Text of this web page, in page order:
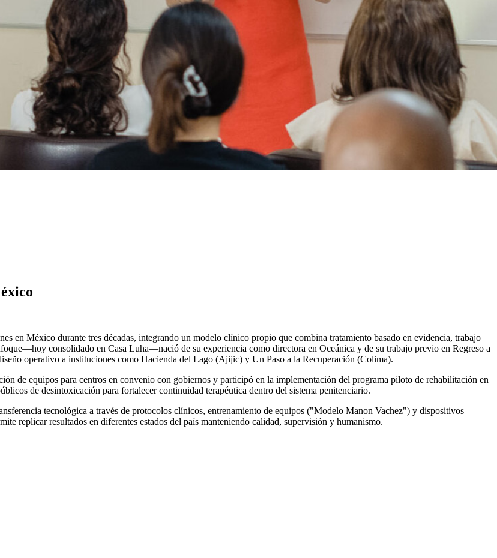
en México durante tres décadas, integrando un modelo clínico propio que combina tratamiento basado en evidencia, trabajo
consolidado en Casa Luha—nació de su experiencia como directora en Oceánica y de su trabajo previo en Regreso a
operativo a instituciones como Hacienda del Lago (Ajijic) y Un Paso a la Recuperación (Colima).
de equipos para centros en convenio con gobiernos y participó en la implementación del programa piloto de rehabilitación en
de desintoxicación para fortalecer continuidad terapéutica dentro del sistema penitenciario.
tecnológica a través de protocolos clínicos, entrenamiento de equipos ("Modelo Manon Vachez") y dispositivos
replicar resultados en diferentes estados del país manteniendo calidad, supervisión y humanismo.